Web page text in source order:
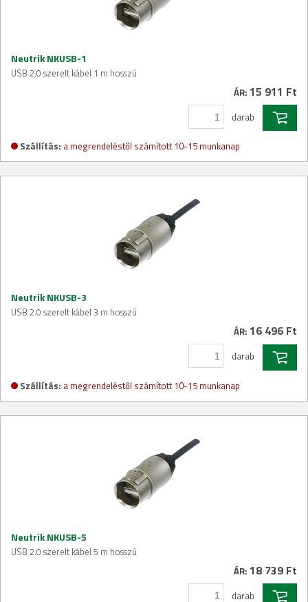
Neutrik NKUSB-1
USB 2.0 szerelt kábel 1 m hosszú
ÁR: 15 911 Ft
darab
Szállítás: a megrendeléstől számított 10-15 munkanap
Neutrik NKUSB-3
USB 2.0 szerelt kábel 3 m hosszú
ÁR: 16 496 Ft
darab
Szállítás: a megrendeléstől számított 10-15 munkanap
Neutrik NKUSB-5
USB 2.0 szerelt kábel 5 m hosszú
ÁR: 18 739 Ft
darab